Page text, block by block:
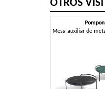
OTROS
Pompon